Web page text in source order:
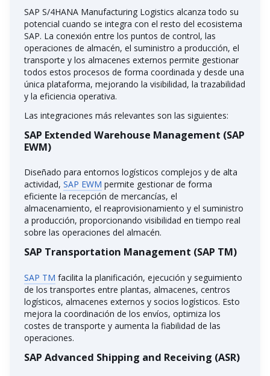
SAP S/4HANA Manufacturing Logistics alcanza todo su
potencial cuando se integra con el resto del ecosistema
SAP. La conexión entre los puntos de control, las
operaciones de almacén, el suministro a producción, el
transporte y los almacenes externos permite gestionar
todos estos procesos de forma coordinada y desde una
única plataforma, mejorando la visibilidad, la trazabilidad
y la eficiencia operativa.
Las integraciones más relevantes son las siguientes:
SAP Extended Warehouse Management (SAP
EWM)
Diseñado para entornos logísticos complejos y de alta
actividad, SAP EWM permite gestionar de forma
eficiente la recepción de mercancías, el
almacenamiento, el reaprovisionamiento y el suministro
a producción, proporcionando visibilidad en tiempo real
sobre las operaciones del almacén.
SAP Transportation Management (SAP TM)
SAP TM facilita la planificación, ejecución y seguimiento
de los transportes entre plantas, almacenes, centros
logísticos, almacenes externos y socios logísticos. Esto
mejora la coordinación de los envíos, optimiza los
costes de transporte y aumenta la fiabilidad de las
operaciones.
SAP Advanced Shipping and Receiving (ASR)